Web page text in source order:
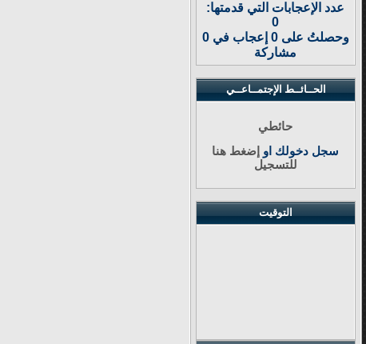
عدد الإعجابات التي قدمتها:
0
وحصلتُ على 0 إعجاب في 0
مشاركة
الحــائــط الإجتمــاعــي
حائطي
سجل دخولك او إضغط هنا
للتسجيل
التوقيت